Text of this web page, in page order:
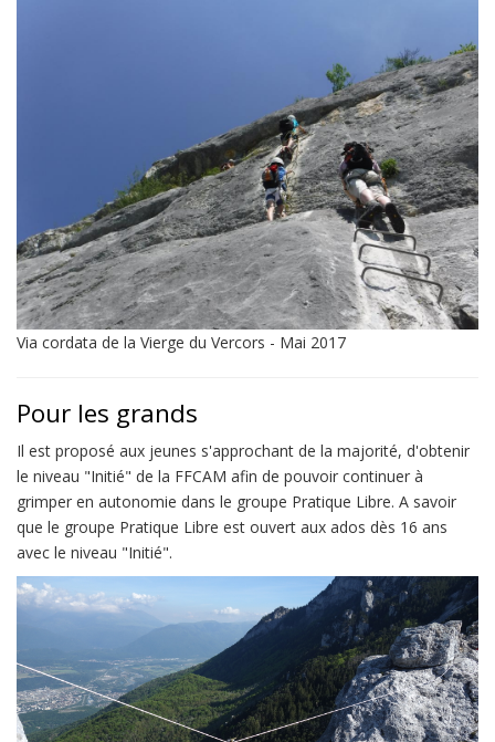
Via cordata de la Vierge du Vercors - Mai 2017
Pour les grands
Il est proposé aux jeunes s'approchant de la majorité, d'obtenir
le niveau "Initié" de la FFCAM afin de pouvoir continuer à
grimper en autonomie dans le groupe Pratique Libre. A savoir
que le groupe Pratique Libre est ouvert aux ados dès 16 ans
avec le niveau "Initié".